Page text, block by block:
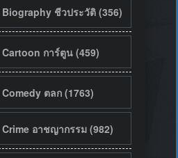
Biography ชีวประวัติ (356)
Cartoon การ์ตูน (459)
Comedy ตลก (1763)
Crime อาชญากรรม (982)